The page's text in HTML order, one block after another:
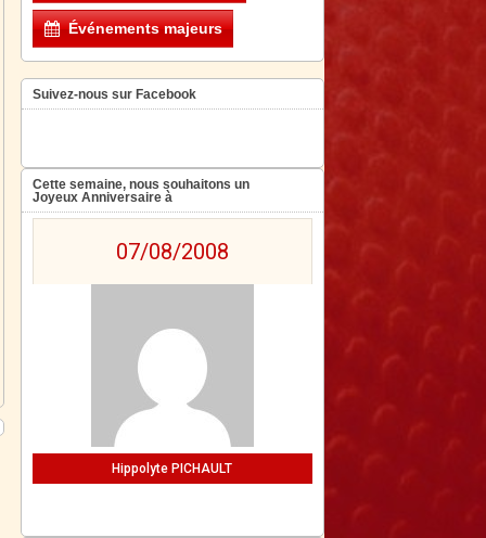
Événements majeurs
Suivez-nous sur Facebook
Cette semaine, nous souhaitons un
Joyeux Anniversaire à
07/08/2008
Hippolyte PICHAULT